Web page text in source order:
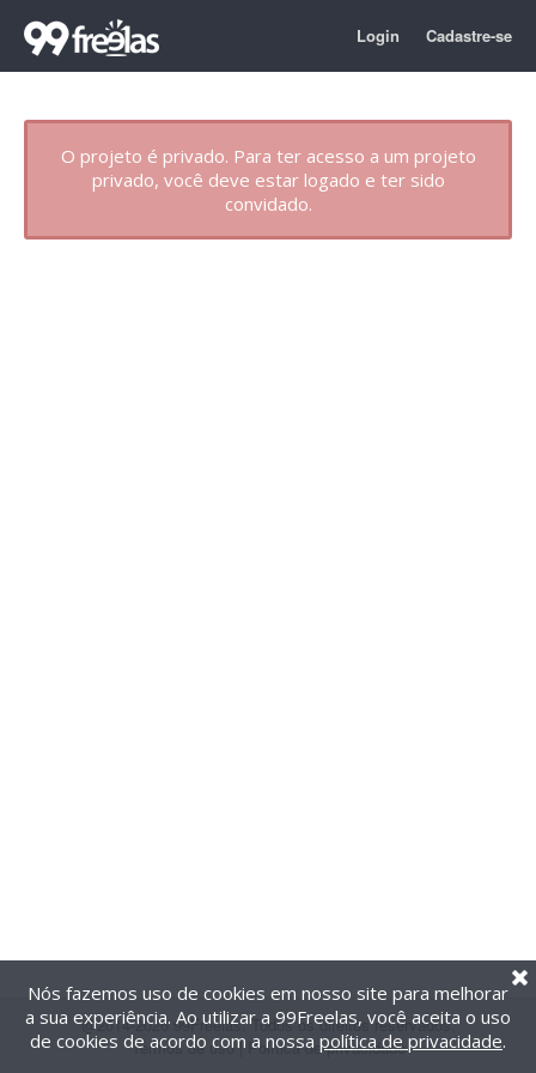
Login Cadastre-se
O projeto é privado. Para ter acesso a um projeto
privado, você deve estar logado e ter sido
convidado.
@2014-2026 99Freelas. Todos os direitos reservados.
Termos de uso| Política de privacidade
Nós fazemos uso de cookies em nosso site para melhorar
a sua experiência. Ao utilizar a 99Freelas, você aceita o uso
de cookies de acordo com a nossa política de privacidade.